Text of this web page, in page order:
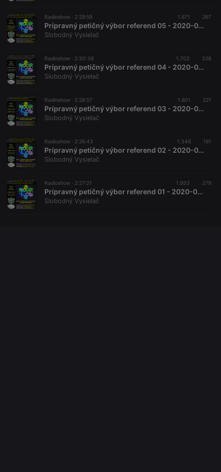
Radioshow · 2:29:59 1.671 267
Prípravný petičný výbor referend 05 - 2020-08-22 Národná bezpečnosť SR
Slobodný Vysielač
Radioshow · 2:30:36 1.702 328
Prípravný petičný výbor referend 04 - 2020-08-08 Ústavná reforma referend
Slobodný Vysielač
Radioshow · 2:28:57 1.601 221
Prípravný petičný výbor referend 03 - 2020-07-18 Nutnosť ukončenia členstva v EÚ ?
Slobodný Vysielač
Radioshow · 2:26:43 1.346 161
Prípravný petičný výbor referend 02 - 2020-07-11 Možnosti reformy referend
Slobodný Vysielač
Radioshow · 2:27:21 1.933 279
Prípravný petičný výbor referend 01 - 2020-06-13 Úvodná relácia PPVR
Slobodný Vysielač